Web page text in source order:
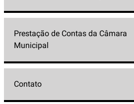
Prestação de Contas da Câmara
Municipal
Contato